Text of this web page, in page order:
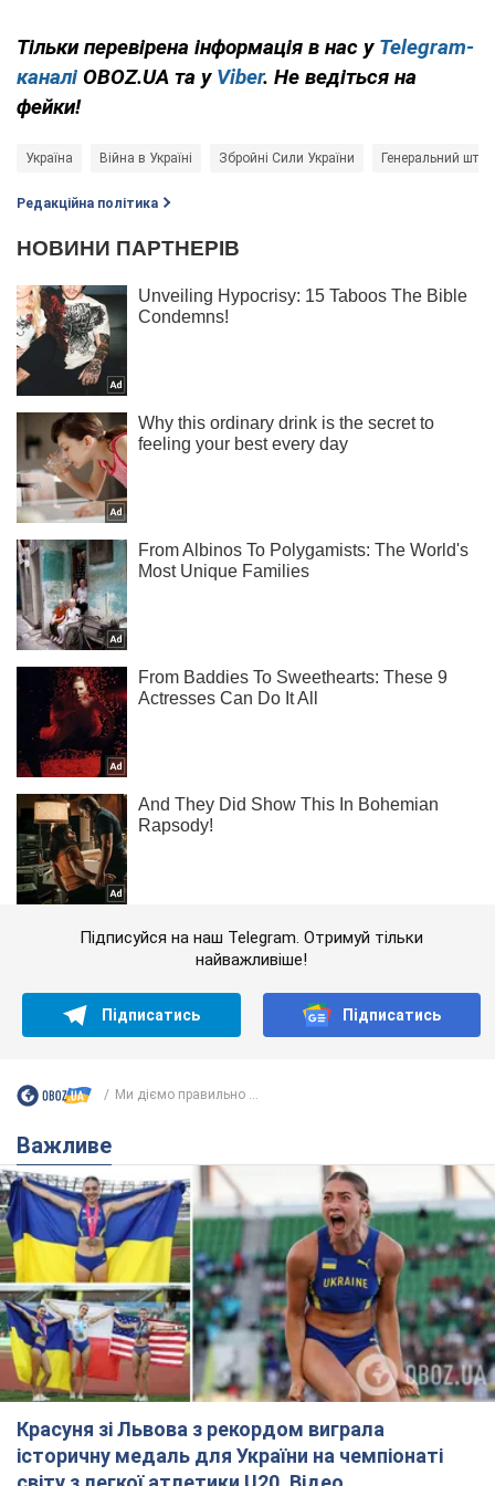
Тільки перевірена інформація в нас у Telegram-
каналі OBOZ.UA та у Viber. Не ведіться на
фейки!
Україна Війна в Україні Збройні Сили України Генеральний
Редакційна політика
Підписуйся на наш Telegram. Отримуй тільки
найважливіше!
Підписатись Підписатись
Ми діємо правильно ...
Важливе
Красуня зі Львова з рекордом виграла
історичну медаль для України на чемпіонаті